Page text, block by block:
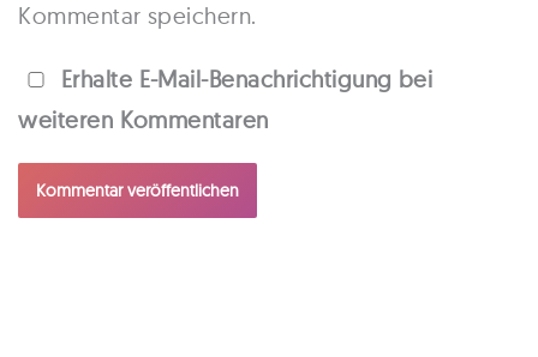
Kommentar speichern.
Erhalte E-Mail-Benachrichtigung bei
weiteren Kommentaren